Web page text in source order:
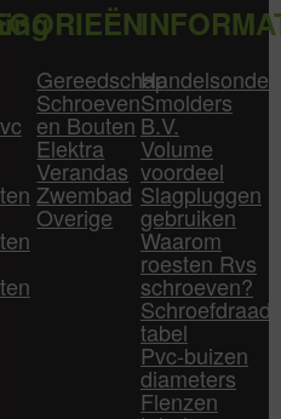
Gereedschap
Schroeven
en Bouten
Elektra
Verandas
Zwembad
Overige
Smolders
B.V.
Volume
voordeel
Slagpluggen
gebruiken
Waarom
roesten Rvs
schroeven?
Schroefdraad
tabel
Pvc-buizen
diameters
Flenzen